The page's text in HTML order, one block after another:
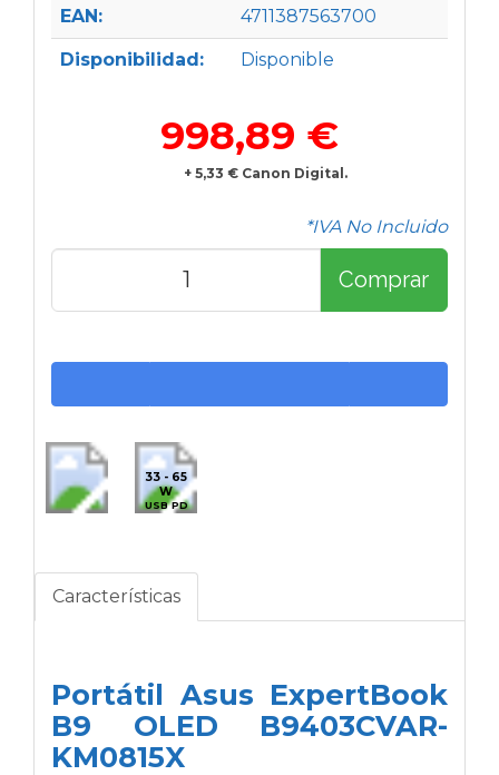
EAN: 4711387563700
Disponibilidad: Disponible
998,89 €
+ 5,33 € Canon Digital.
*IVA No Incluido
Comprar
33 - 65
W
USB PD
Características
Portátil Asus ExpertBook
B9 OLED B9403CVAR-
KM0815X